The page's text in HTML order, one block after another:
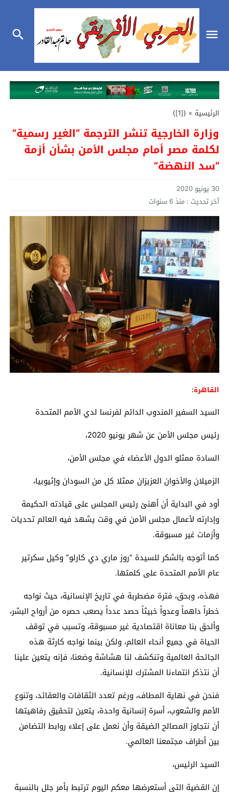
الرئيسية »
{[1]}
وزارة الخارجية تنشر الترجمة “الغير رسمية”
لكلمة مصر أمام مجلس الأمن بشأن أزمة
“سد النهضة”
30 يونيو 2020
آخر تحديث : منذ 6 سنوات
القاهرة:
السيد السفير المندوب الدائم لفرنسا لدي الأمم المتحدة
رئيس مجلس الأمن عن شهر يونيو 2020،
السادة ممثلو الدول الأعضاء في مجلس الأمن،
الزميلان والأخوان العزيزان ممثلا كل من السودان وإثيوبيا،
أود في البداية أن أهنئ رئيس المجلس على قيادته الحكيمة
وإدارته لأعمال مجلس الأمن في وقت يشهد فيه العالم تحديات
وأزمات غير مسبوقة.
كما أتوجه بالشكر للسيدة “روز ماري دي كارلو” وكيل سكرتير
عام الأمم المتحدة على كلمتها.
فهذه، وبحق، فترة مضطربة في تاريخ الإنسانية، حيث نواجه
خطراً داهماً وعدواً خبيثاً حصد عدداً يصعب حصره من أرواح البشر،
وألحق بنا معاناة اقتصادية غير مسبوقة، وتسبب في توقف
الحياة في جميع أنحاء العالم، ولكن بينما نواجه كارثة هذه
الجائحة العالمية وتنكشف لنا هشاشة وضعنا، فإنه يتعين علينا
أن نتذكر انتماءنا المشترك للإنسانية.
فنحن في نهاية المطاف، ورغم تعدد الثقافات والعقائد، وتنوع
الأمم والشعوب، أسرة إنسانية واحدة، يتعين لتحقيق رفاهيتها
أن نتجاوز المصالح الضيقة وأن نعمل على إعلاء روابط التضامن
بين أطراف مجتمعنا العالمي.
السيد الرئيس،
إن القضية التي أستعرضها معكم اليوم ترتبط بأمر جلل بالنسبة